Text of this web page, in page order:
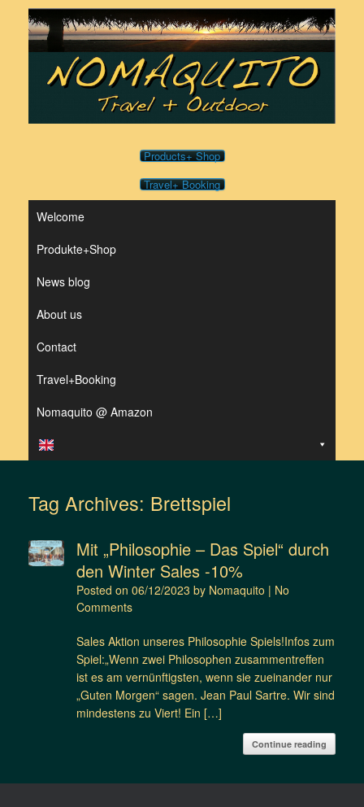
content
Products+ Shop
Travel+ Booking
Welcome
Produkte+Shop
News blog
About us
Contact
Travel+Booking
Nomaquito @ Amazon
Tag Archives: Brettspiel
Mit „Philosophie – Das Spiel“ durch
den Winter Sales -10%
Posted on 06/12/2023 by Nomaquito | No
Comments
Sales Aktion unseres Philosophie Spiels!Infos zum
Spiel:„Wenn zwei Philosophen zusammentreffen
ist es am vernünftigsten, wenn sie zueinander nur
„Guten Morgen“ sagen. Jean Paul Sartre. Wir sind
mindestens zu Viert! Ein […]
Continue reading